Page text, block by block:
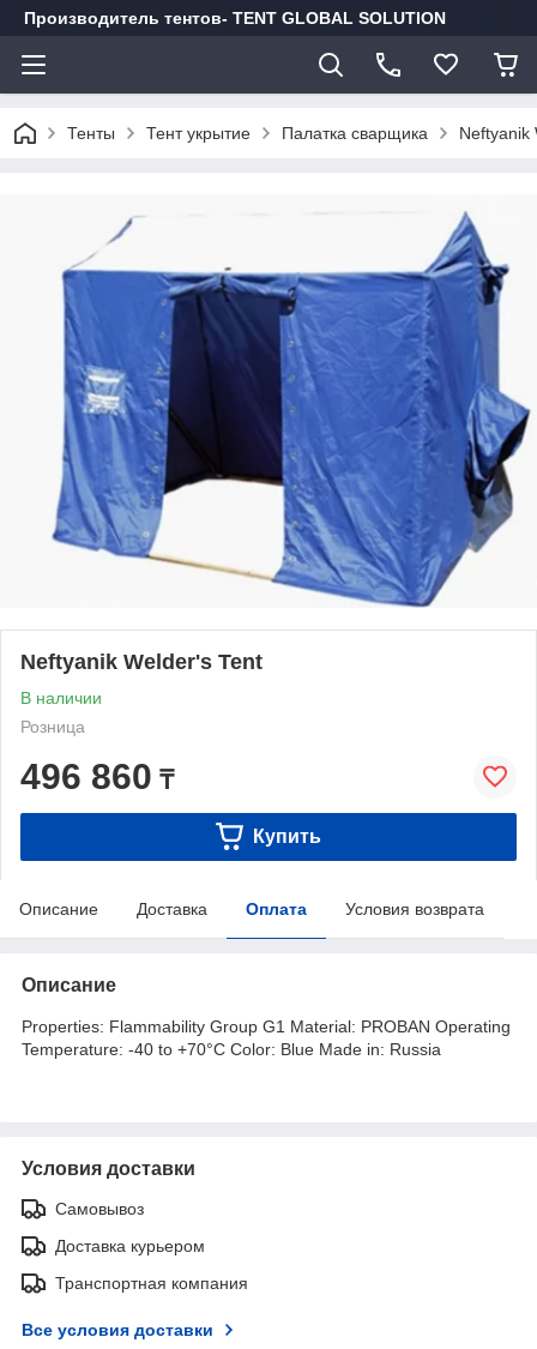
Производитель тентов- TENT GLOBAL SOLUTION
Тенты Тент укрытие Палатка сварщика Neftyanik
Neftyanik Welder's Tent
В наличии
Розница
496 860 ₸
Купить
Описание Доставка Оплата Условия возврата
Описание
Properties: Flammability Group G1 Material: PROBAN Operating
Temperature: -40 to +70°C Color: Blue Made in: Russia
Условия доставки
Самовывоз
Доставка курьером
Транспортная компания
Все условия доставки